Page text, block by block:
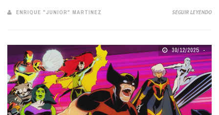
ENRIQUE "JUNIOR" MARTINEZ SEGUIR LEYENDO
30/12/2025